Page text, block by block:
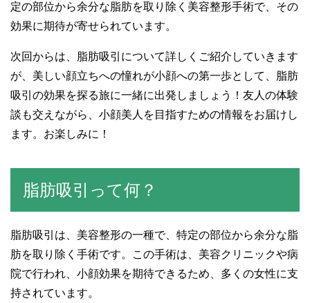
定の部位から余分な脂肪を取り除く美容整形手術で、その
効果に期待が寄せられています。
次回からは、脂肪吸引について詳しくご紹介していきます
が、美しい顔立ちへの憧れが小顔への第一歩として、脂肪
吸引の効果を探る旅に一緒に出発しましょう！友人の体験
談も交えながら、小顔美人を目指すための情報をお届けし
ます。お楽しみに！
脂肪吸引って何？
脂肪吸引は、美容整形の一種で、特定の部位から余分な脂
肪を取り除く手術です。この手術は、美容クリニックや病
院で行われ、小顔効果を期待できるため、多くの女性に支
持されています。